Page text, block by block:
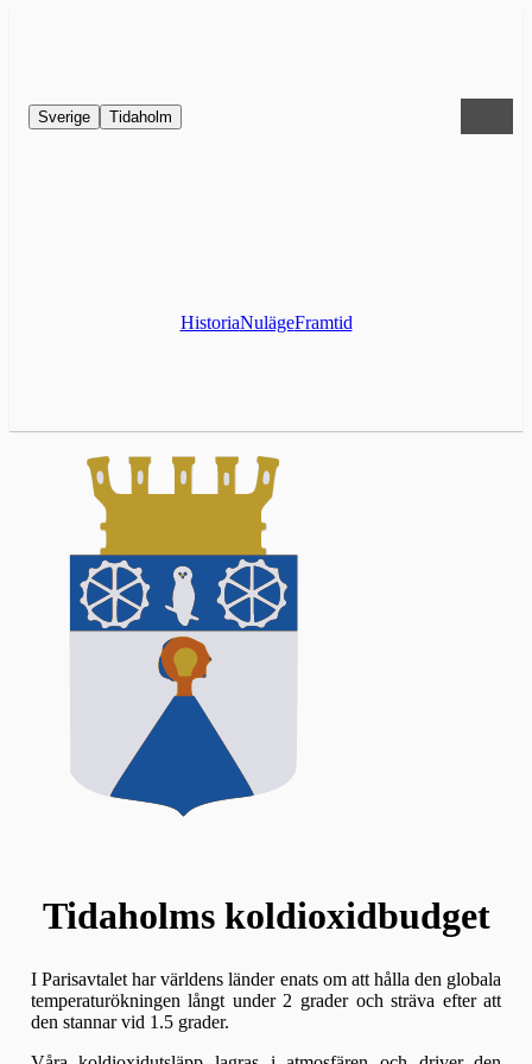
Sverige Tidaholm
HistoriaNulägeFramtid
Tidaholms koldioxidbudget
I Parisavtalet har världens länder enats om att hålla den globala
temperaturökningen långt under 2 grader och sträva efter att
den stannar vid 1.5 grader.